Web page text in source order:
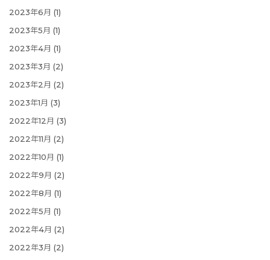
2023年6月 (1)
2023年5月 (1)
2023年4月 (1)
2023年3月 (2)
2023年2月 (2)
2023年1月 (3)
2022年12月 (3)
2022年11月 (2)
2022年10月 (1)
2022年9月 (2)
2022年8月 (1)
2022年5月 (1)
2022年4月 (2)
2022年3月 (2)